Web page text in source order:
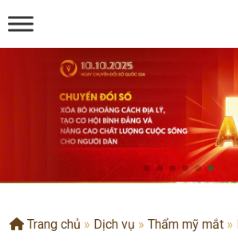
Trang chủ » Dịch vụ » Thẩm mỹ mắt »